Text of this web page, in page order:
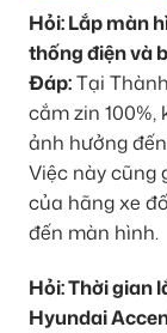
Hỏi: Lắp màn
thống điện và
Đáp:Tại
cắm zin
ảnh hưởng
Việc này cũng
của hãng xe
đến màn hình.
Hỏi: Thời gian
Hyundai